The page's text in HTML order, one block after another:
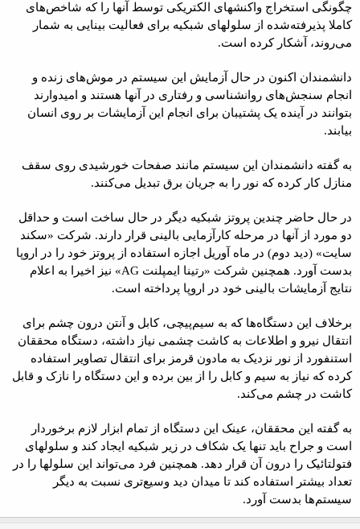
چگونگی استخراج واکنشهای الکتریکی توسط آنها را که شاخص‌های
کاملا پذیرفته‌شده از سلولهای شبکیه برای فعالیت بینایی به شمار
می‌روند، آشکار کرده است.
دانشمندان اکنون در حال آزمایش این سیستم در موش‌های زنده و
انجام سنجش‌های روانشناسی و رفتاری در آنها هستند و امیدوارند
بتوانند در آینده یک پشتیبان برای انجام این آزمایشات بر روی انسان
بیابند.
به گفته دانشمندان این سیستم مانند صفحات خورشیدی روی سقف
منازل کار کرده که نور را به جریان برق تبدیل می‌کنند.
در حال حاضر چندین پروتز شبکیه دیگر در حال ساخت است و حداقل
دو مورد از آنها در مرحله کارآزمایی بالینی قرار دارند. شرکت «سکند
سایت» (دید دوم) در ماه آوریل اجازه استفاده از پروتز خود را در اروپا
بدست آورد. همچنین شرکت «رتینا ایمپلنت AG» نیز اخیرا به اعلام
نتایج آزمایشات بالینی خود در اروپا پرداخته است.
برخلاف این دستگاه‌ها که به سیم‌پیچی، کابل و آنتن درون چشم برای
انتقال نیرو و اطلاعات به کاشت چشمی نیاز داشته، دستگاه محققان
استنفورد از نور نزدیک به مادون قرمز برای انتقال تصاویر استفاده
کرده که نیاز به سیم و کابل را از بین برده و این دستگاه را نازک و قابل
کاشت در چشم می‌کند.
به گفته این محققان،‌ عینک این دستگاه از تمام ابزار لازم برخوردار
است و جراح باید تنها یک شکاف در زیر شبکیه ایجاد کند و سلولهای
فتولتائیک را درون آن قرار دهد. همچنین فرد می‌تواند این سلولها را در
تعداد بیشتر استفاده کند تا میدان دید وسیع‌تری نسبت به دیگر
سیستم‌ها بدست آورد.